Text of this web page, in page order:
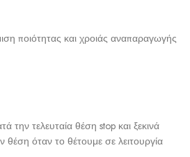
ποιότητας και χροιάς αναπαραγωγής
την τελευταία θέση stop και ξεκινά
όταν το θέτουμε σε λειτουργία